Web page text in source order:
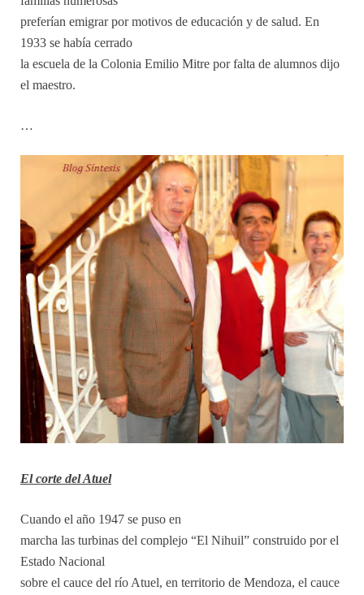
preferían emigrar por motivos de educación y de salud. En
1933 se había cerrado
la escuela de la Colonia Emilio Mitre por falta de alumnos dijo
el maestro.
…
El corte del Atuel
Cuando el año 1947 se puso en
marcha las turbinas del complejo “El Nihuil” construido por el
Estado Nacional
sobre el cauce del río Atuel, en territorio de Mendoza, el cauce